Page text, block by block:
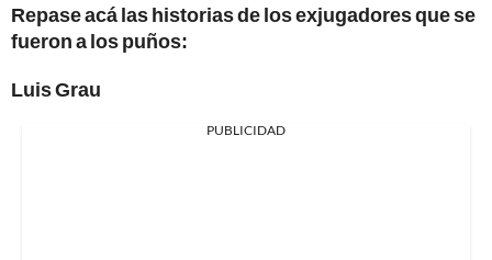
Repase acá las historias de los exjugadores que se
fueron a los puños:
Luis Grau
PUBLICIDAD